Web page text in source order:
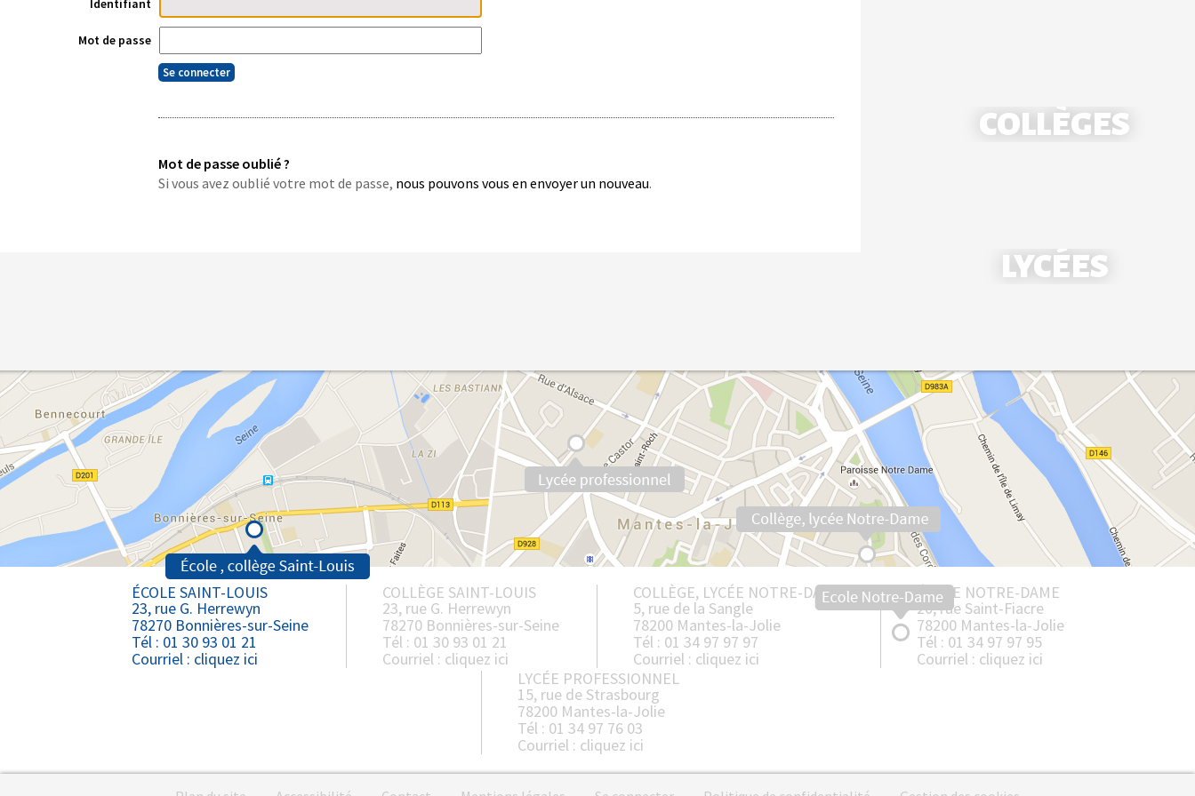
École Saint-Louis - Bonnières
COLLÈGES
Collège Saint-Louis - Bonnières
LYCÉES
Lycée Notre-Dame - Mantes
Lycée Professionnel - Mantes
Identifiant
Mot de passe
Mot de passe oublié ?
Si vous avez oublié votre mot de passe, nous pouvons vous en envoyer un nouveau.
ÉCOLE SAINT-LOUIS
23, rue G. Herrewyn
78270 Bonnières-sur-Seine
Tél : 01 30 93 01 21
Courriel : cliquez ici
COLLÈGE SAINT-LOUIS
23, rue G. Herrewyn
78270 Bonnières-sur-Seine
Tél : 01 30 93 01 21
Courriel : cliquez ici
COLLÈGE, LYCÉE NOTRE-DAME
5, rue de la Sangle
78200 Mantes-la-Jolie
Tél : 01 34 97 97 97
Courriel : cliquez ici
ÉCOLE NOTRE-DAME
20, rue Saint-Fiacre
78200 Mantes-la-Jolie
Tél : 01 34 97 97 95
Courriel : cliquez ici
LYCÉE PROFESSIONNEL
15, rue de Strasbourg
78200 Mantes-la-Jolie
Tél : 01 34 97 76 03
Courriel : cliquez ici